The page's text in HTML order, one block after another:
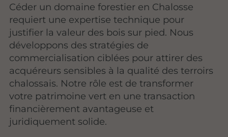
Céder un domaine forestier en Chalosse
requiert une expertise technique pour
justifier la valeur des bois sur pied. Nous
développons des stratégies de
commercialisation ciblées pour attirer des
acquéreurs sensibles à la qualité des terroirs
chalossais. Notre rôle est de transformer
votre patrimoine vert en une transaction
financièrement avantageuse et
juridiquement solide.